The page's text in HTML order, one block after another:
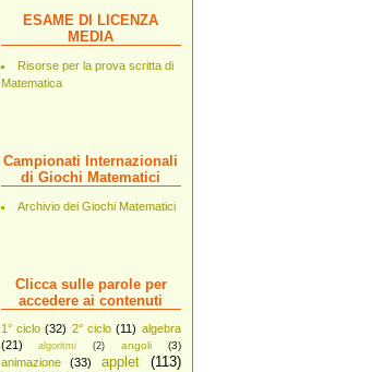
ESAME DI LICENZA
MEDIA
Risorse per la prova scritta di
Matematica
Campionati Internazionali
di Giochi Matematici
Archivio dei Giochi Matematici
Clicca sulle parole per
accedere ai contenuti
1° ciclo (32) 2° ciclo (11) algebra
(21)
algoritmi (2) angoli (3)
animazione (33) applet
(113)